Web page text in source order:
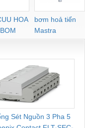
HOA
bơm hoả tiển
Mastra
Sét Nguồn 3 Pha 5